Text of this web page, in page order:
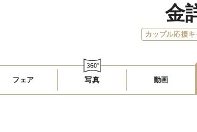
金
カップル応援
フェア 写真 動画